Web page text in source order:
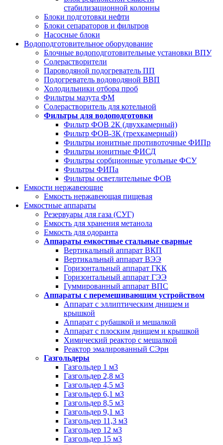
стабилизационной колонны
Блоки подготовки нефти
Блоки сепараторов и фильтров
Насосные блоки
Водоподготовительное оборудование
Блочные водоподготовительные установки ВПУ
Солерастворители
Пароводяной подогреватель ПП
Подогреватель водоводяной ВВП
Холодильники отбора проб
Фильтры мазута ФМ
Солерастворитель для котельной
Фильтры для водоподготовки
Фильтр ФОВ 2К (двухкамерный)
Фильтр ФОВ-3К (трехкамерный)
Фильтры ионитные противоточные ФИПр
Фильтры ионитные ФИСД
Фильтры сорбционные угольные ФСУ
Фильтры ФИПа
Фильтры осветлительные ФОВ
Емкости нержавеющие
Емкость нержавеющая пищевая
Емкостные аппараты
Резервуары для газа (СУГ)
Емкость для хранения метанола
Емкость для одоранта
Аппараты емкостные стальные сварные
Вертикальный аппарат ВКП
Вертикальный аппарат ВЭЭ
Горизонтальный аппарат ГКК
Горизонтальный аппарат ГЭЭ
Гуммированный аппарат ВПС
Аппараты с перемешивающим устройством
Аппарат с эллиптическим днищем и
крышкой
Аппарат с рубашкой и мешалкой
Аппарат с плоским днищем и крышкой
Химический реактор с мешалкой
Реактор эмалированный СЭрн
Газгольдеры
Газгольдер 1 м3
Газгольдер 2,8 м3
Газгольдер 4,5 м3
Газгольдер 6,1 м3
Газгольдер 8,5 м3
Газгольдер 9,1 м3
Газгольдер 11,3 м3
Газгольдер 12 м3
Газгольдер 15 м3